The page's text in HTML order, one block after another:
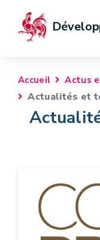
Accueil Actus
Actualités et